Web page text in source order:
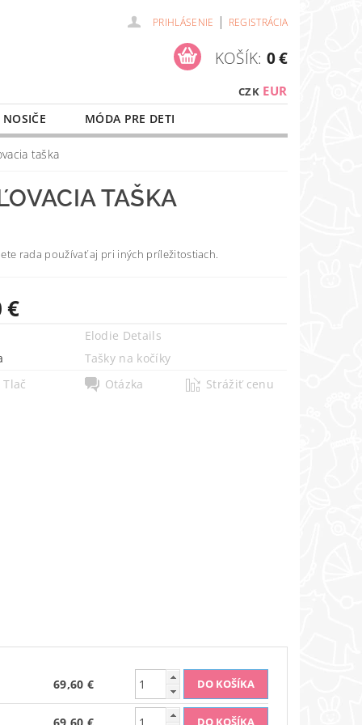
PRIHLÁSENIE | REGISTRÁCIA
CZK EUR
KOŠÍK: 0 €
MÓDA PRE DETI
SLUŽBY
taška
TAŠKA
rada používať aj pri iných príležitostiach.
€
Elodie Details
Tašky na kočíky
Tlač
Otázka Strážiť cenu
69,60 €